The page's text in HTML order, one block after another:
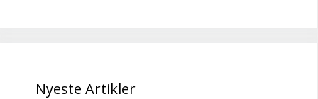
Nyeste Artikler